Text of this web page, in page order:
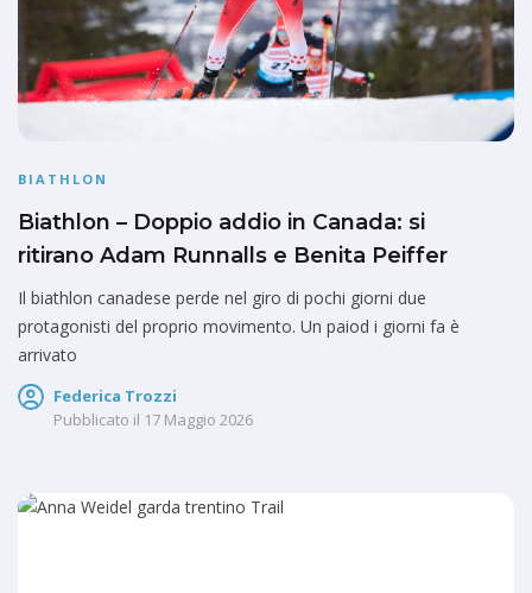
BIATHLON
Biathlon – Doppio addio in Canada: si
ritirano Adam Runnalls e Benita Peiffer
Il biathlon canadese perde nel giro di pochi giorni due
protagonisti del proprio movimento. Un paiod i giorni fa è
arrivato
Federica Trozzi
Pubblicato il 17 Maggio 2026